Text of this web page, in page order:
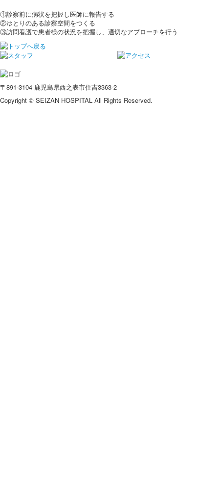
①診察前に病状を把握し医師に報告する
②ゆとりのある診察空間をつくる
③訪問看護で患者様の状況を把握し、適切なアプローチを行う
〒891-3104 鹿児島県西之表市住吉3363-2
Copyright © SEIZAN HOSPITAL All Rights Reserved.